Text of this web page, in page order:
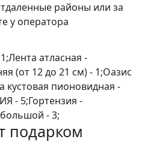
районы или за
у оператора
атласная -
(от 12 до 21 см) - 1;Оазис
кустовая пионовидная -
- 5;Гортензия -
- 3;
подарком